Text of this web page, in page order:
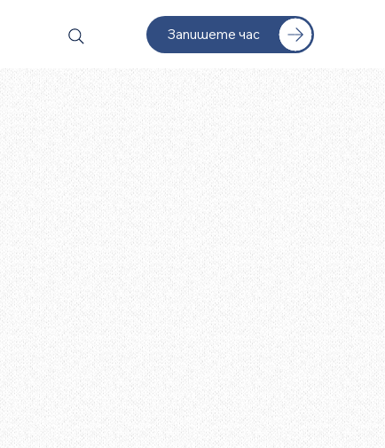
Запишете час